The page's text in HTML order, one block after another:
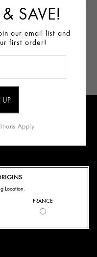
SAVE!
our email list and
first order!
Apply
Location.
FRANCE